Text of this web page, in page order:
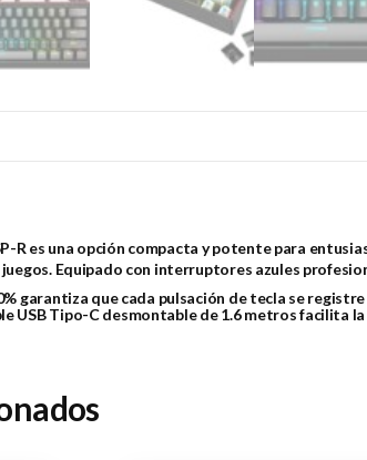
R es una opción compacta y potente para
Equipado con interruptores azules
garantiza que cada pulsación de tecla se
USB Tipo-C desmontable de 1.6 metros